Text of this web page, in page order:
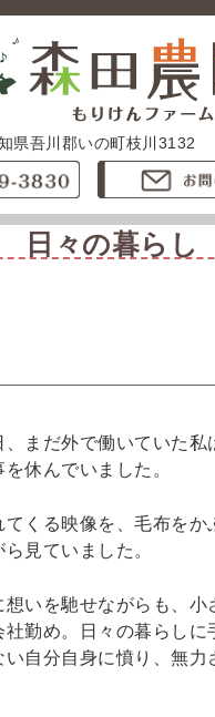
県吾川郡いの町枝川3132
日々の暮らし
、まだ外で働いていた私
休んでいました。
てくる映像を、毛布をか
見ていました。
想いを馳せながらも、小
社勤め。日々の暮らしに
自分自身に憤り、無力